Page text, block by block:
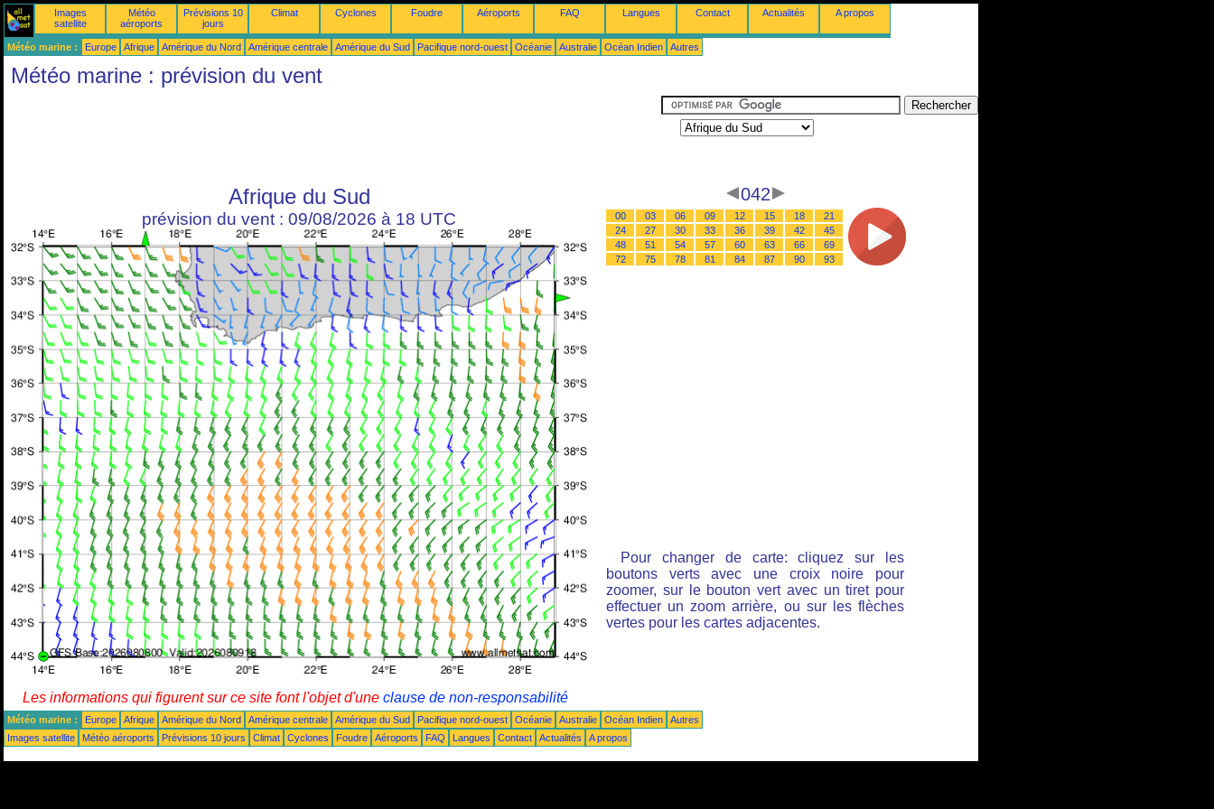
Images
satellite
Météo
aéroports
Prévisions 10
jours
Climat Cyclones Foudre Aéroports FAQ Langues Contact Actualités A propos
Météo marine : Europe Afrique Amérique du Nord Amérique centrale Amérique du Sud Pacifique nord-ouest Océanie Australie Océan Indien Autres
Météo marine : prévision du vent
Afrique du Sud
prévision du vent : 09/08/2026 à 18 UTC
042
00 03 06 09 12 15 18
21
24
27 30 33 36 39 42
45
48
51 54 57 60 63 66
69
72
75 78 81 84 87 90 93
Pour changer de carte: cliquez sur les
boutons verts avec une croix noire pour
zoomer, sur le bouton vert avec un tiret pour
effectuer un zoom arrière, ou sur les flèches
vertes pour les cartes adjacentes.
Les informations qui figurent sur ce site font l'objet d'une clause de non-responsabilité
Météo marine : Europe Afrique Amérique du Nord Amérique centrale Amérique du Sud Pacifique nord-ouest Océanie Australie Océan Indien
Autres
Images satellite
Météo aéroports Prévisions 10 jours Climat Cyclones Foudre Aéroports FAQ Langues Contact Actualités A propos